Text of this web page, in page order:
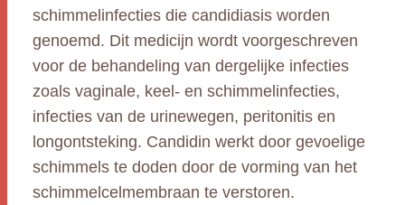
schimmelinfecties die candidiasis worden
genoemd. Dit medicijn wordt voorgeschreven
voor de behandeling van dergelijke infecties
zoals vaginale, keel- en schimmelinfecties,
infecties van de urinewegen, peritonitis en
longontsteking. Candidin werkt door gevoelige
schimmels te doden door de vorming van het
schimmelcelmembraan te verstoren.